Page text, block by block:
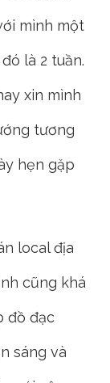
mình một
là 2 tuần.
xin mình
tương
hẹn gặp
local địa
cũng khá
đồ đạc
sáng và